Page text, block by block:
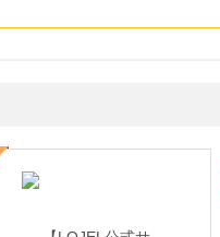
属の無料査定